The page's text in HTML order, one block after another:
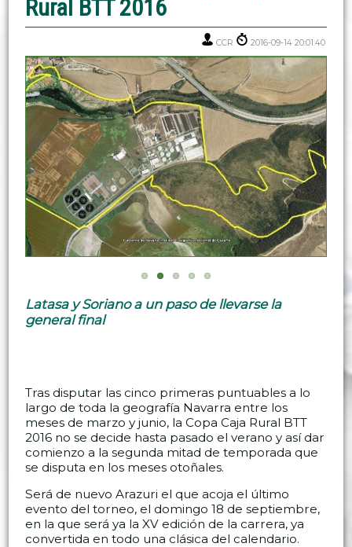
Rural BTT 2016
CCR 2016-09-14 20:01:40
Latasa y Soriano a un paso de llevarse la
general final
Tras disputar las cinco primeras puntuables a lo
largo de toda la geografía Navarra entre los
meses de marzo y junio, la Copa Caja Rural BTT
2016 no se decide hasta pasado el verano y así dar
comienzo a la segunda mitad de temporada que
se disputa en los meses otoñales.
Será de nuevo Arazuri el que acoja el último
evento del torneo, el domingo 18 de septiembre,
en la que será ya la XV edición de la carrera, ya
convertida en todo una clásica del calendario.